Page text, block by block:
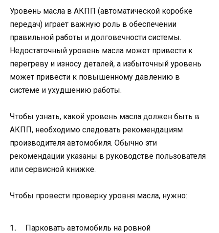
Уровень масла в АКПП (автоматической коробке
передач) играет важную роль в обеспечении
правильной работы и долговечности системы.
Недостаточный уровень масла может привести к
перегреву и износу деталей, а избыточный уровень
может привести к повышенному давлению в
системе и ухудшению работы.
Чтобы узнать, какой уровень масла должен быть в
АКПП, необходимо следовать рекомендациям
производителя автомобиля. Обычно эти
рекомендации указаны в руководстве пользователя
или сервисной книжке.
Чтобы провести проверку уровня масла, нужно:
Парковать автомобиль на ровной